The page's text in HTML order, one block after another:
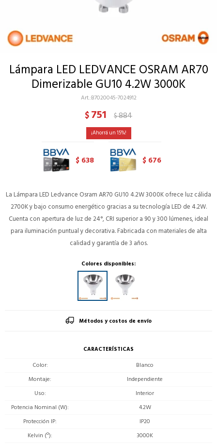
Lámpara LED LEDVANCE OSRAM AR70
Dimerizable GU10 4.2W 3000K
B7020045-7024912
$751 $884
15
$ 638 $ 676
La Lámpara LED Ledvance Osram AR70 GU10 4.2W 3000K ofrece luz cálida
2700K y bajo consumo energético gracias a su tecnología LED de 4.2W.
Cuenta con apertura de luz de 24°, CRI superior a 90 y 300 lúmenes, ideal
para iluminación puntual y decorativa. Fabricada con materiales de alta
calidad y garantía de 3 años.
Colores disponibles:
Métodos y costos de envío
CARACTERÍSTICAS
Color
Blanco
Montaje
Independiente
Uso
Interior
Potencia Nominal (W)
4.2W
Protección IP
IP20
Kelvin (º)
3000K